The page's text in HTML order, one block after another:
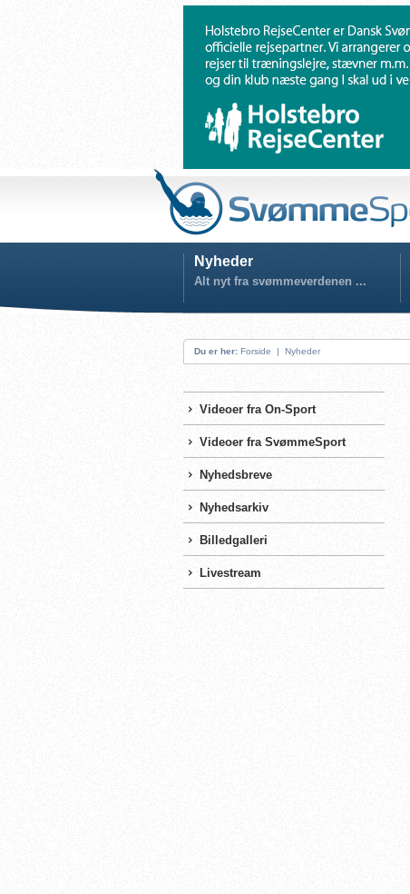
Nyheder
Alt nyt fra svømmeverdenen ...
Du er her: Forside | Nyheder
Videoer fra On-Sport
Videoer fra SvømmeSport
Nyhedsbreve
Nyhedsarkiv
Billedgalleri
Livestream